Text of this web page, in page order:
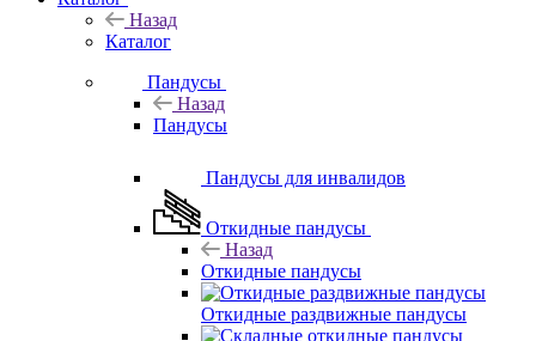
Назад
Каталог
Пандусы
Назад
Пандусы
Пандусы для инвалидов
Откидные пандусы
Назад
Откидные пандусы
Откидные раздвижные пандусы